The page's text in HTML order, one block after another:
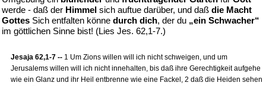
werde - daß der Himmel sich auftue darüber, und daß die Macht
Gottes Sich entfalten könne durch dich, der du „ein Schwacher“
im göttlichen Sinne bist! (Lies Jes. 62,1-7.)
Jesaja 62,1-7 -- 1 Um Zions willen will ich nicht schweigen, und um
Jerusalems willen will ich nicht innehalten, bis daß ihre Gerechtigkeit aufgehe
wie ein Glanz und ihr Heil entbrenne wie eine Fackel, 2 daß die Heiden sehen